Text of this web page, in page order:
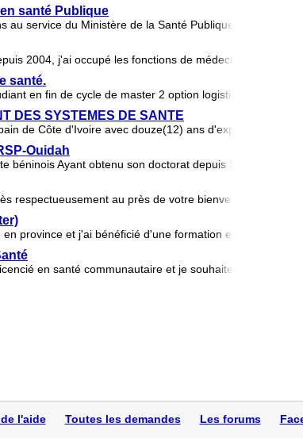
santé Publique
service du Ministère de la Santé Publique et de la lutte
2004, j'ai occupé les fonctions de médecins traitant,
santé.
en fin de cycle de master 2 option logistique en Côte
DES SYSTEMES DE SANTE
de Côte d'Ivoire avec douze(12) ans d'expérience. Je
Ouidah
béninois Ayant obtenu son doctorat depuis 3 ans. Je
respectueusement au près de votre bienveillance
province et j'ai bénéficié d'une formation en soins de
en santé communautaire et je souhaite obtenir une
l'aide Toutes les demandes Les forums